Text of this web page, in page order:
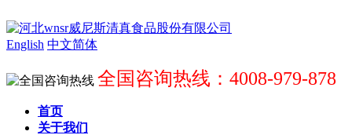
English 中文简体
全国咨询热线：4008-979-878
首页
关于我们